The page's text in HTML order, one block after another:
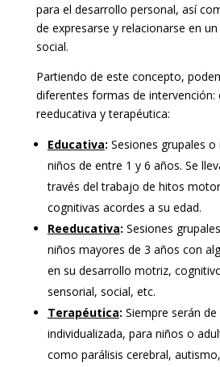
para el desarrollo personal, así
de expresarse y relacionarse en
social.
Partiendo de este concepto,
diferentes formas de intervención:
reeducativa y terapéutica:
Educativa: Sesiones grupales o
niños de entre 1 y 6 años. Se
través del trabajo de hitos
cognitivas acordes a su edad.
Reeducativa: Sesiones
niños mayores de 3 años con
en su desarrollo motriz,
sensorial, social, etc.
Terapéutica: Siempre serán
individualizada, para niños o
como parálisis cerebral,